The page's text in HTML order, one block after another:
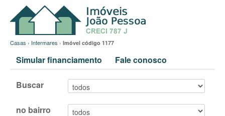
Casas › Intermares › Imóvel código 1177
Simular financiamento Fale conosco
Buscar
no bairro